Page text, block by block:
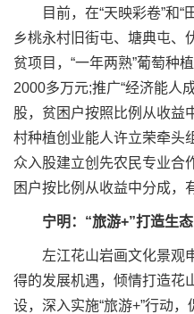
目前，在“天映彩卷”和“
乡桃永村旧街屯、塘典屯、
贫项目，“一年两熟”葡萄种
2000多万元;推广“经济能人
股，贫困户按照比例从收益
村种植创业能人许立荣牵头
众入股建立创先农民专业合
困户按比例从收益中分成，
宁明：“旅游+”打造生
左江花山岩画文化景观申
得的发展机遇，倾情打造花
设，深入实施“旅游+”行动